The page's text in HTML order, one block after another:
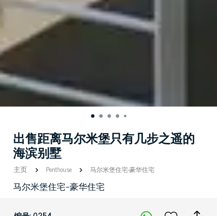
出售距离马尔米堡只有几步之遥的
海滨别墅
主页 Penthouse 马尔米堡住宅-豪华住宅
马尔米堡住宅-豪华住宅